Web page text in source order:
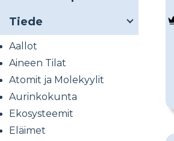
Tiede
Aallot
Aineen Tilat
Atomit ja Molekyylit
Aurinkokunta
Ekosysteemit
Eläimet